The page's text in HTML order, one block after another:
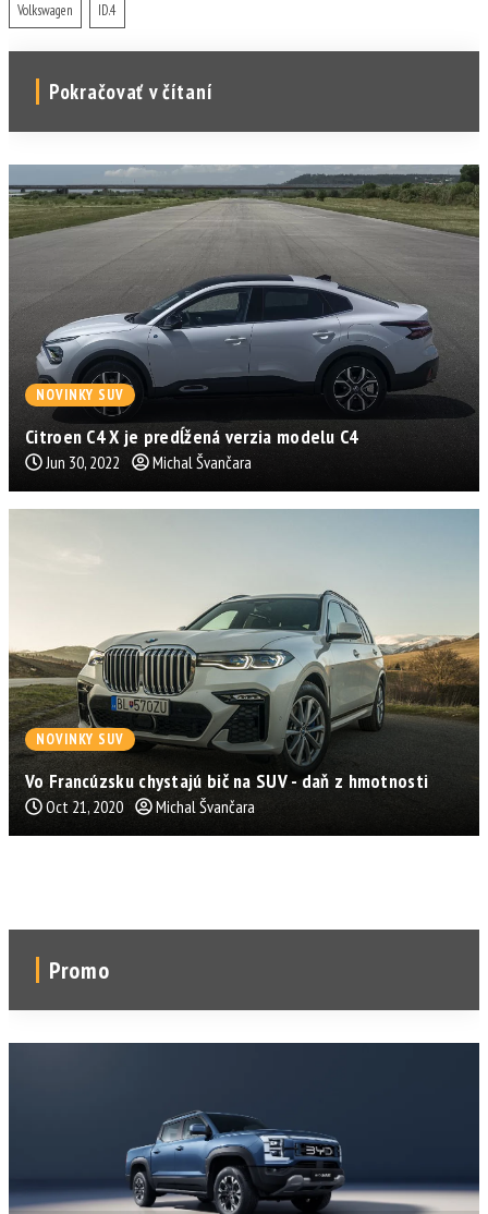
Volkswagen ID.4
Pokračovať v čítaní
NOVINKY SUV
Citroen C4 X je predĺžená verzia modelu C4
Jun 30, 2022 Michal Švančara
NOVINKY SUV
Vo Francúzsku chystajú bič na SUV - daň z hmotnosti
Oct 21, 2020 Michal Švančara
Promo